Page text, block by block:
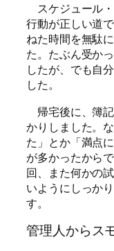
スケジュール
行動が正しい道
ねた時間を無駄
た。たぶん受か
したが、でも自
した。
帰宅後に、簿
かりしました。
た」とか「満点
が多かったから
回、また何かの
いようにしっか
す。
管理人からス